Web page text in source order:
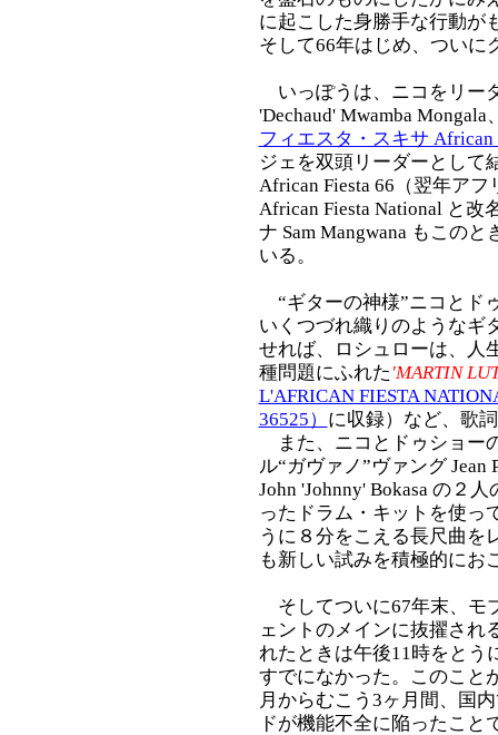
に起こした身勝手な行動が
そして66年はじめ、ついに
いっぽうは、ニコをリー
'Dechaud' Mwamba
フィエスタ・スキサ African
ジェを双頭リーダーとして
African Fiesta 66（翌年ア
African Fiesta National と改
ナ Sam Mangwana もこの
いる。
“ギターの神様”ニコとド
いくつづれ織りのようなギ
せれば、ロシュローは、人
種問題にふれた 'MARTIN
L'AFRICAN FIESTA
36525） に収録）など、歌
また、ニコとドゥショー
ル“ガヴァノ”ヴァング Jean
John 'Johnny' Bokasa の２
ったドラム・キットを使っ
うに８分をこえる長尺曲を
も新しい試みを積極的にお
そしてついに67年末、モ
ェントのメインに抜擢され
れたときは午後11時をとう
すでになかった。このこと
月からむこう3ヶ月間、国
ドが機能不全に陥ったこ